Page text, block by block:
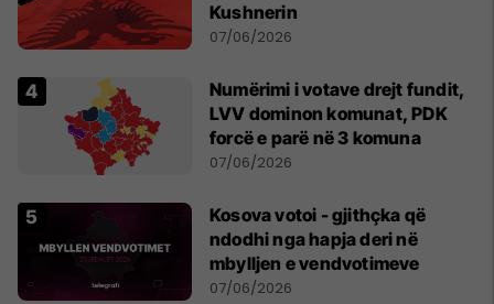
Kushnerin
07/06/2026
Numërimi i votave drejt fundit,
LVV dominon komunat, PDK
forcë e parë në 3 komuna
07/06/2026
Kosova votoi - gjithçka që
ndodhi nga hapja deri në
mbylljen e vendvotimeve
07/06/2026